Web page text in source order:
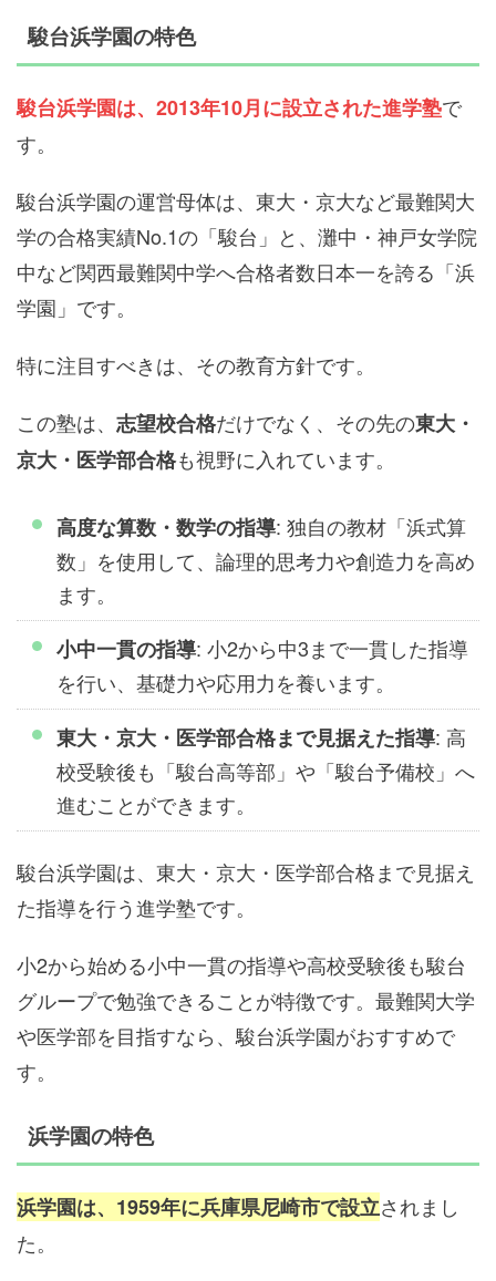
駿台浜学園の特色
駿台浜学園は、2013年10月に設立された進学塾で
す。
駿台浜学園の運営母体は、東大・京大など最難関大
学の合格実績No.1の「駿台」と、灘中・神戸女学院
中など関西最難関中学へ合格者数日本一を誇る「浜
学園」です。
特に注目すべきは、その教育方針です。
この塾は、 志望校合格だけでなく、その先の東大・
京大・医学部合格も視野に入れています。
高度な算数・数学の指導: 独自の教材「浜式算
数」を使用して、論理的思考力や創造力を高め
ます。
小中一貫の指導: 小2から中3まで一貫した指導
を行い、基礎力や応用力を養います。
東大・京大・医学部合格まで見据えた指導: 高
校受験後も「駿台高等部」や「駿台予備校」へ
進むことができます。
駿台浜学園は、東大・京大・医学部合格まで見据え
た指導を行う進学塾です。
小2から始める小中一貫の指導や高校受験後も駿台
グループで勉強できることが特徴です。最難関大学
や医学部を目指すなら、駿台浜学園がおすすめで
す。
浜学園の特色
浜学園は、1959年に兵庫県尼崎市で設立されまし
た。